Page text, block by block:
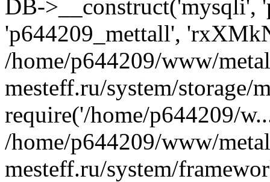
DB->__construct('mysqli',
'p644209_mettall',
/home/p644209/www/
mesteff.ru/system/
require('/home/p644209/
/home/p644209/www/
mesteff.ru/system/